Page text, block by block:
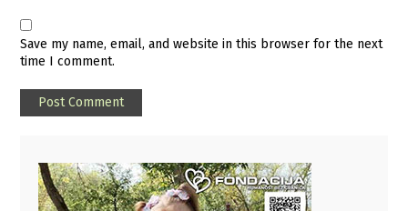
Save my name, email, and website in this browser for the next
time I comment.